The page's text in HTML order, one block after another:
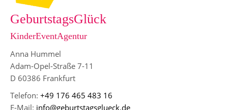
GeburtstagsGlück
KinderEventAgentur
Anna Hummel
Adam-Opel-Straße 7-11
D 60386 Frankfurt
Telefon: +49 176 465 483 16
E-Mail: info@geburtstagsglueck.de